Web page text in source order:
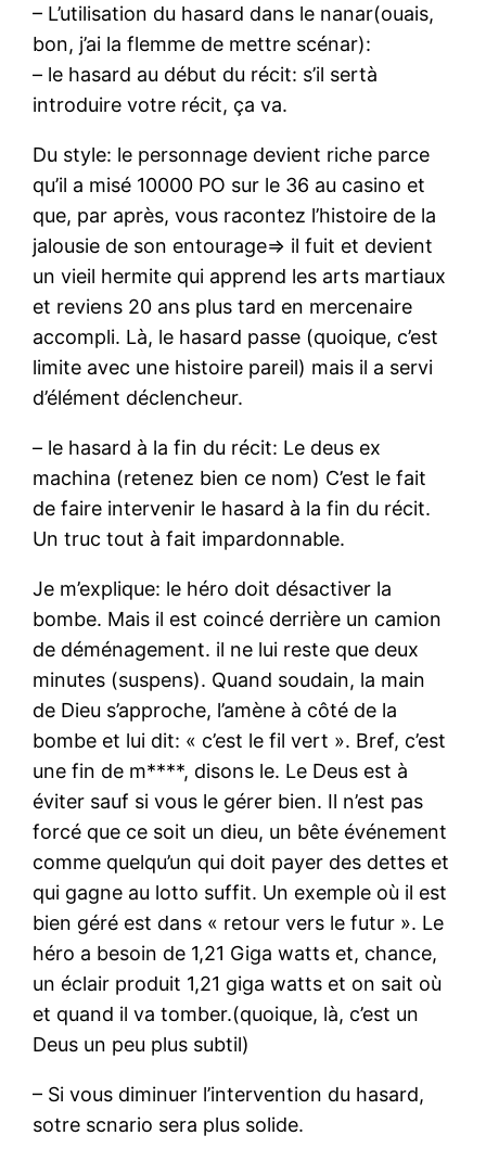
– L’utilisation du hasard dans le nanar(ouais,
bon, j’ai la flemme de mettre scénar):
– le hasard au début du récit: s’il sertà
introduire votre récit, ça va.
Du style: le personnage devient riche parce
qu’il a misé 10000 PO sur le 36 au casino et
que, par après, vous racontez l’histoire de la
jalousie de son entourage=> il fuit et devient
un vieil hermite qui apprend les arts martiaux
et reviens 20 ans plus tard en mercenaire
accompli. Là, le hasard passe (quoique, c’est
limite avec une histoire pareil) mais il a servi
d’élément déclencheur.
– le hasard à la fin du récit: Le deus ex
machina (retenez bien ce nom) C’est le fait
de faire intervenir le hasard à la fin du récit.
Un truc tout à fait impardonnable.
Je m’explique: le héro doit désactiver la
bombe. Mais il est coincé derrière un camion
de déménagement. il ne lui reste que deux
minutes (suspens). Quand soudain, la main
de Dieu s’approche, l’amène à côté de la
bombe et lui dit: « c’est le fil vert ». Bref, c’est
une fin de m****, disons le. Le Deus est à
éviter sauf si vous le gérer bien. Il n’est pas
forcé que ce soit un dieu, un bête événement
comme quelqu’un qui doit payer des dettes et
qui gagne au lotto suffit. Un exemple où il est
bien géré est dans « retour vers le futur ». Le
héro a besoin de 1,21 Giga watts et, chance,
un éclair produit 1,21 giga watts et on sait où
et quand il va tomber.(quoique, là, c’est un
Deus un peu plus subtil)
– Si vous diminuer l’intervention du hasard,
sotre scnario sera plus solide.